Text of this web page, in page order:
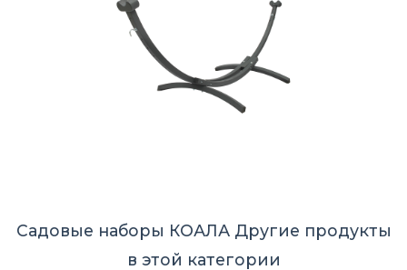
Садовые наборы КОАЛА Другие продукты
в этой категории